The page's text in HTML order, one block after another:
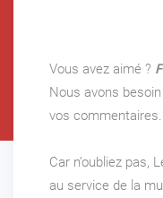
Vous avez aimé ?
Nous avons
vos commentaires.
Car n’oubliez pas,
au service de la